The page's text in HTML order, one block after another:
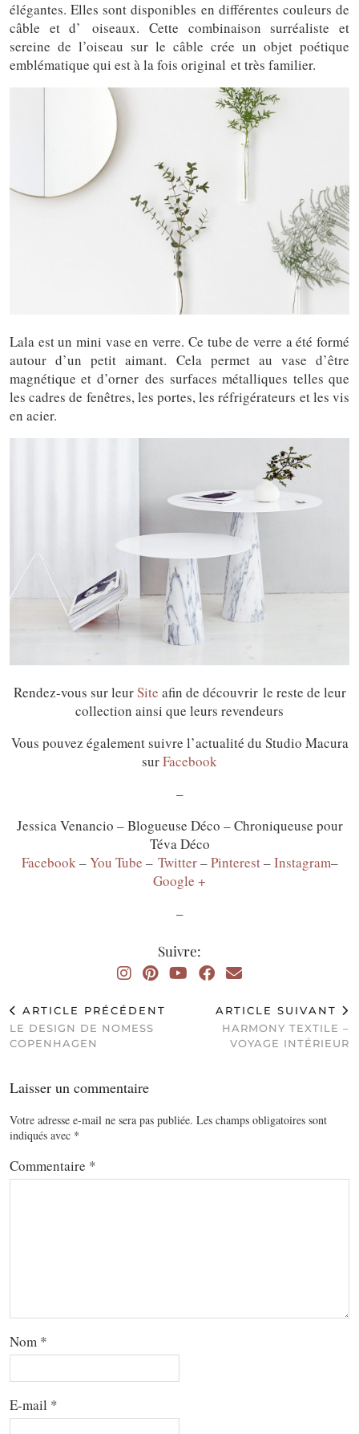
élégantes. Elles sont disponibles en différentes couleurs de
câble et d’ oiseaux. Cette combinaison surréaliste et
sereine de l’oiseau sur le câble crée un objet poétique
emblématique qui est à la fois original et très familier.
Lala est un mini vase en verre. Ce tube de verre a été formé
autour d’un petit aimant. Cela permet au vase d’être
magnétique et d’orner des surfaces métalliques telles que
les cadres de fenêtres, les portes, les réfrigérateurs et les vis
en acier.
Rendez-vous sur leurSite afin de découvrir le reste de leur
collection ainsi que leurs revendeurs
Vous pouvez également suivre l’actualité du Studio Macura
surFacebook
–
Jessica Venancio – Blogueuse Déco – Chroniqueuse pour
Téva Déco
Facebook –You Tube – Twitter–Pinterest–Instagram–
Google +
–
Suivre:
ARTICLE PRÉCÉDENT
LE DESIGN DE NOMESS
COPENHAGEN
ARTICLE SUIVANT
HARMONY TEXTILE –
VOYAGE INTÉRIEUR
Laisser un commentaire
Votre adresse e-mail ne sera pas publiée. Les champs obligatoires sont
indiqués avec *
Commentaire *
Nom *
E-mail *